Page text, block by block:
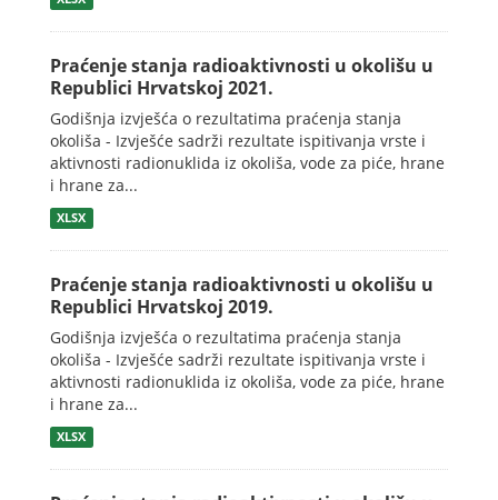
Praćenje stanja radioaktivnosti u okolišu u
Republici Hrvatskoj 2021.
Godišnja izvješća o rezultatima praćenja stanja
okoliša - Izvješće sadrži rezultate ispitivanja vrste i
aktivnosti radionuklida iz okoliša, vode za piće, hrane
i hrane za...
XLSX
Praćenje stanja radioaktivnosti u okolišu u
Republici Hrvatskoj 2019.
Godišnja izvješća o rezultatima praćenja stanja
okoliša - Izvješće sadrži rezultate ispitivanja vrste i
aktivnosti radionuklida iz okoliša, vode za piće, hrane
i hrane za...
XLSX